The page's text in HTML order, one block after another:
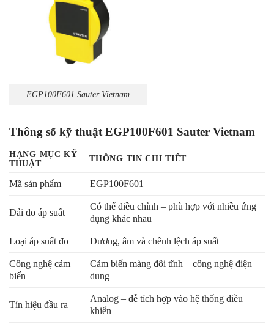
EGP100F601 Sauter Vietnam
Thông số kỹ thuật EGP100F601 Sauter Vietnam
HẠNG MỤC KỸ
THUẬT
THÔNG TIN CHI TIẾT
Mã sản phẩm EGP100F601
Dải đo áp suất
Có thể điều chỉnh – phù hợp với nhiều ứng
dụng khác nhau
Loại áp suất đo Dương, âm và chênh lệch áp suất
Công nghệ cảm
biến
Cảm biến màng đôi tĩnh – công nghệ điện
dung
Tín hiệu đầu ra
Analog – dễ tích hợp vào hệ thống điều
khiển